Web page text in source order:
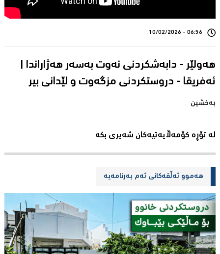
06:56 - 10/02/2026
هەولێر - دابەشکردنی نەوت بەسەر هەژاراندا |
بەخشین
لە تۆڕە کۆمەڵایەتیەکان شەیری بکە
هەموو ئەڵقەکانی ئەم بەرنامەیە